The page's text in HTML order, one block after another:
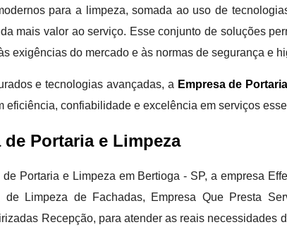
para a limpeza, somada ao uso de
mais valor ao serviço. Esse conjunto de soluções
exigências do mercado e às normas de segurança e
e tecnologias avançadas, a Empresa de
confiabilidade e excelência em serviços
Portaria e Limpeza
Portaria e Limpeza em Bertioga - SP, a empresa
Limpeza de Fachadas, Empresa Que Presta
Recepção, para atender as reais necessidades